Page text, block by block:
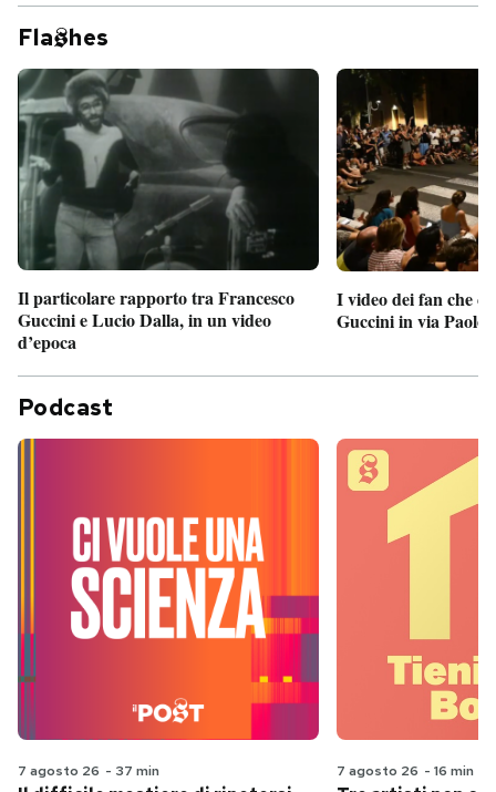
Fla hes
Il particolare rapporto tra Francesco
Guccini e Lucio Dalla, in un video
d’epoca
I video dei fan che
Guccini in via Paolo
Podcast
7 agosto 26 - 37 min 7 agosto 26 - 16 min